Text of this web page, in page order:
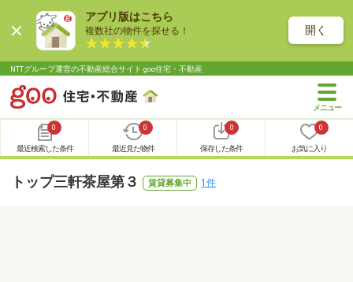
アプリ版はこちら
複数社の物件を探せる！ 開く
NTTグループ運営の不動産総合サイト goo住宅・不動産
0
最近検索した条件
0
最近見た物件
0
保存した条件
0
お気に入り
トップ三軒茶屋第３ 賃貸募集中 1件